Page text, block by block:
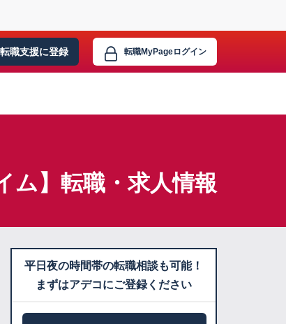
職支援に登録 転職MyPageログイン
ム】転職・求人情報
平日夜の時間帯の転職相談も可能！
まずはアデコにご登録ください